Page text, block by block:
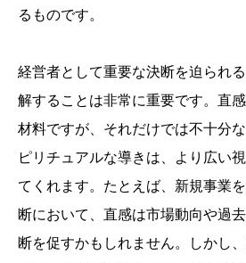
るものです。
経営者として重要な決断を迫られ
解することは非常に重要です。直
材料ですが、それだけでは不十分
ピリチュアルな導きは、より広い
てくれます。たとえば、新規事業
断において、直感は市場動向や過
断を促すかもしれません。しかし